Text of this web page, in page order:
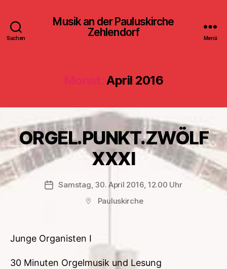
Suchen
Musik an der Pauluskirche
Zehlendorf
Menü
Monat: April 2016
ORGEL.PUNKT.ZWÖLF
XXXI
Veröffentlichungsdatum
Samstag, 30. April 2016, 12.00 Uhr
Beitragsort
Pauluskirche
Junge Organisten I
30 Minuten Orgelmusik und Lesung